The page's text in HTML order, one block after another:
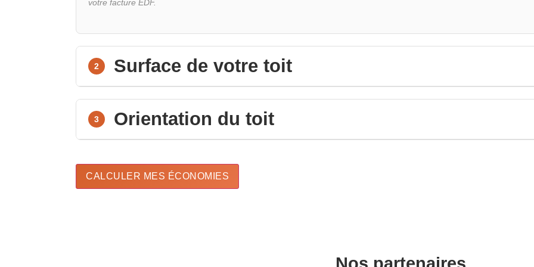
votre facture EDF.
2 Surface de votre toit
3 Orientation du toit
CALCULER MES ÉCONOMIES